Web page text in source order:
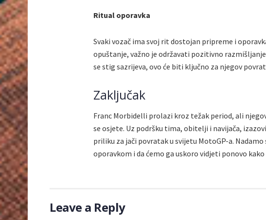
Ritual oporavka
Svaki vozač ima svoj rit dostojan pripreme i
opuštanje, važno je održavati pozitivno
se stig sazrijeva, ovo će biti ključno za njegov
Zaključak
Franc Morbidelli prolazi kroz težak period, ali
se osjete. Uz podršku tima, obitelji i navijača,
priliku za jači povratak u svijetu MotoGP-a.
oporavkom i da ćemo ga uskoro vidjeti ponovo
Leave a Reply